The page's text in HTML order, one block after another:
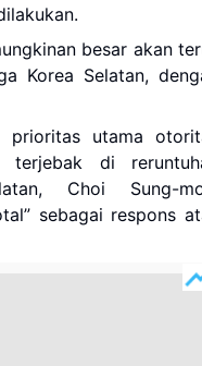
besar akan
Korea Selatan,
prioritas utama
terjebak di
Choi Sung-
sebagai respons